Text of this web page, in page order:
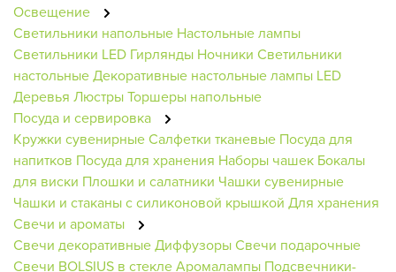
Освещение
Светильники напольные Настольные лампы
Светильники LED Гирлянды Ночники Светильники
настольныеДекоративные настольные лампы LED
Деревья ЛюстрыТоршеры напольные
Посуда и сервировка
Кружки сувенирныеСалфетки тканевые Посуда для
напитков Посуда для хранения Наборы чашек Бокалы
для виски Плошки и салатники Чашки сувенирные
Чашки и стаканы с силиконовой крышкой Для хранения
Свечи и ароматы
Свечи декоративныеДиффузорыСвечи подарочные
Свечи BOLSIUS в стеклеАромалампы Подсвечники-